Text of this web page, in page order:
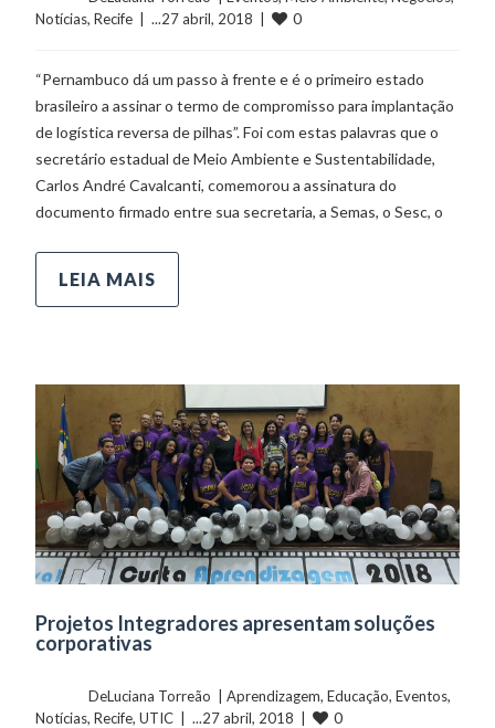
Notícias, Recife
  |  ...27 abril, 2018  |
0
“Pernambuco dá um passo à frente e é o primeiro estado
brasileiro a assinar o termo de compromisso para implantação
de logística reversa de pilhas”. Foi com estas palavras que o
secretário estadual de Meio Ambiente e Sustentabilidade,
Carlos André Cavalcanti, comemorou a assinatura do
documento firmado entre sua secretaria, a Semas, o Sesc, o
LEIA MAIS
Projetos Integradores apresentam soluções
corporativas
	    	DeLuciana Torreão  |
Aprendizagem, Educação, Eventos
Notícias, Recife, UTIC
  |  ...27 abril, 2018  |
0